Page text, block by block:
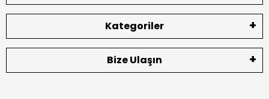
Kategoriler
Bize Ulaşın